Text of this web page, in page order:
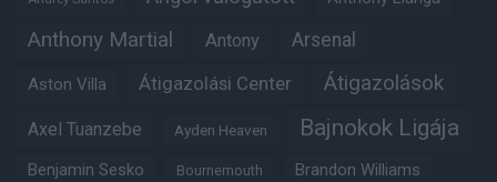
Anthony Martial Antony Arsenal
Aston Villa Átigazolási Center Átigazolások
Axel Tuanzebe Ayden Heaven Bajnokok Ligája
Benjamin Sesko Bournemouth Brandon Williams